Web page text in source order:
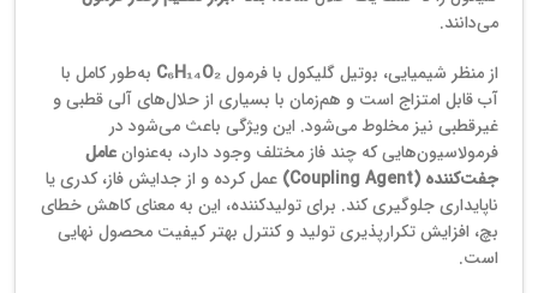
می‌دانند.
از منظر شیمیایی، بوتیل گلیکول با فرمولC₆H₁₄O₂ به‌طور کامل با
آب قابل امتزاج است و هم‌زمان با بسیاری از حلال‌های آلی قطبی و
غیرقطبی نیز مخلوط می‌شود. این ویژگی باعث می‌شود در
فرمولاسیون‌هایی که چند فاز مختلف وجود دارد، به‌عنوانعامل
جفت‌کننده (Coupling Agent)
عمل کرده و از جدایش فاز، کدری یا
ناپایداری جلوگیری کند. برای تولیدکننده، این به معنای کاهش خطای
بچ، افزایش تکرارپذیری تولید و کنترل بهتر کیفیت محصول نهایی
است.